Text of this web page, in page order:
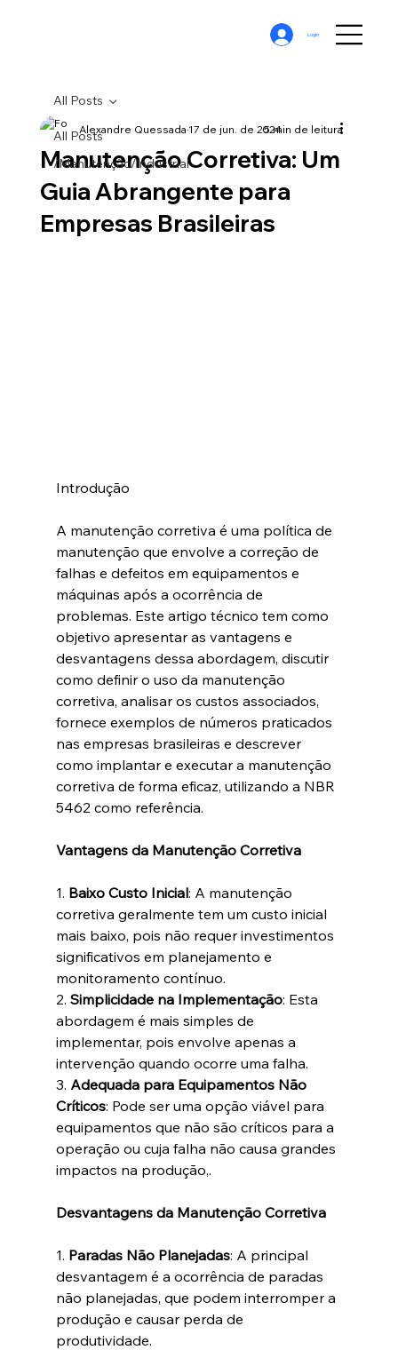
Login
All Posts
/Manutenção/Industrial
All Posts
Manutenção Corretiva: Um
Guia Abrangente para
Empresas Brasileiras
Alexandre Quessada17 de jun. de 20245 min de leitura
Introdução
A manutenção corretiva é uma política de
manutenção que envolve a correção de
falhas e defeitos em equipamentos e
máquinas após a ocorrência de
problemas. Este artigo técnico tem como
objetivo apresentar as vantagens e
desvantagens dessa abordagem, discutir
como definir o uso da manutenção
corretiva, analisar os custos associados,
fornece exemplos de números praticados
nas empresas brasileiras e descrever
como implantar e executar a manutenção
corretiva de forma eficaz, utilizando a NBR
5462 como referência.
Vantagens da Manutenção Corretiva
1. Baixo Custo Inicial: A manutenção
corretiva geralmente tem um custo inicial
mais baixo, pois não requer investimentos
significativos em planejamento e
monitoramento contínuo.
2. Simplicidade na Implementação: Esta
abordagem é mais simples de
implementar, pois envolve apenas a
intervenção quando ocorre uma falha.
3. Adequada para Equipamentos Não
Críticos: Pode ser uma opção viável para
equipamentos que não são críticos para a
operação ou cuja falha não causa grandes
impactos na produção,.
Desvantagens da Manutenção Corretiva
1. Paradas Não Planejadas: A principal
desvantagem é a ocorrência de paradas
não planejadas, que podem interromper a
produção e causar perda de
produtividade.